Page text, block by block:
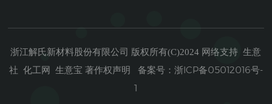
浙江解氏新材料股份有限公司 版权所有(C)2024 网络支持 生意
社 化工网 生意宝 著作权声明 备案号： 浙ICP备05012016号-
1